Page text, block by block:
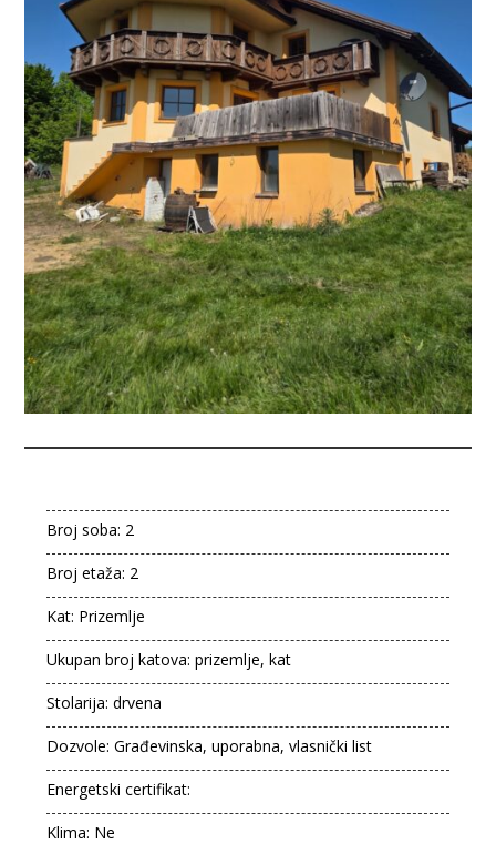
Broj soba: 2
Broj etaža: 2
Kat: Prizemlje
Ukupan broj katova: prizemlje, kat
Stolarija: drvena
Dozvole: Građevinska, uporabna, vlasnički list
Energetski certifikat:
Klima: Ne